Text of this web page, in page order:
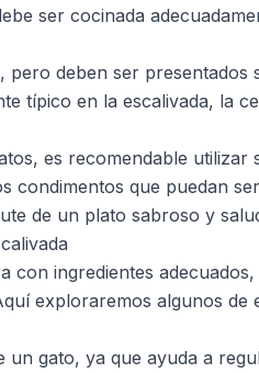
ser cocinada
pero deben ser presentados
típico en la escalivada, la
es recomendable utilizar
condimentos que puedan
de un plato sabroso y
con ingredientes
exploraremos algunos de
un gato, ya que ayuda a